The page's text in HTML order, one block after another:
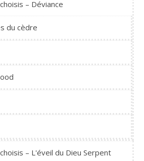
– Déviance
du cèdre
– L'éveil du Dieu Serpent